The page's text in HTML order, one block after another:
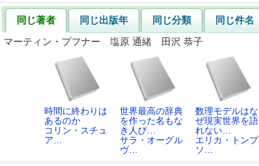
同じ著者 同じ出版年 同じ分類
同じ件名
マーティン・プフナー 塩原 通緒 田沢 恭子
時間に終わりは
あるのか
コリン・スチュ
ア…
世界最高の辞典
を作った名もな
き人び…
サラ・オーグル
ヴ…
数理モデルはな
ぜ現実世界を語
れない…
エリカ・トンプ
ソ…